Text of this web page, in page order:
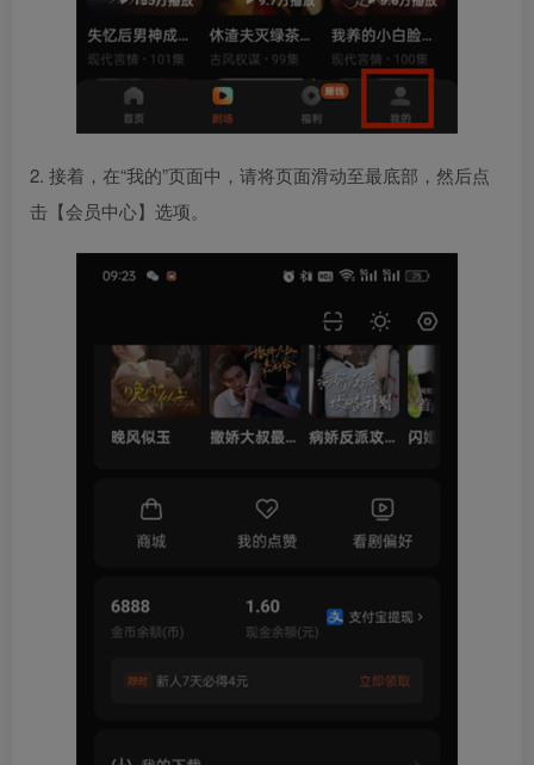
2. 接着，在“我的”页面中，请将页面滑动至最底部，然后点
击【会员中心】选项。